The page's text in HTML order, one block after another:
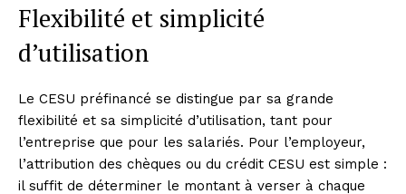
Flexibilité et simplicité
d’utilisation
Le CESU préfinancé se distingue par sa grande
flexibilité et sa simplicité d’utilisation, tant pour
l’entreprise que pour les salariés. Pour l’employeur,
l’attribution des chèques ou du crédit CESU est simple :
il suffit de déterminer le montant à verser à chaque